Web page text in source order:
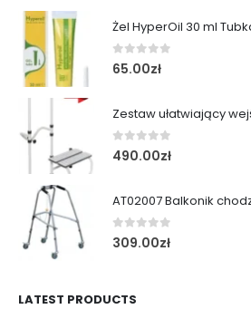
Żel HyperOil 30 ml
0out of 5
65.00zł
0out of 5
490.00zł
0out of 5
309.00zł
LATEST PRODUCTS